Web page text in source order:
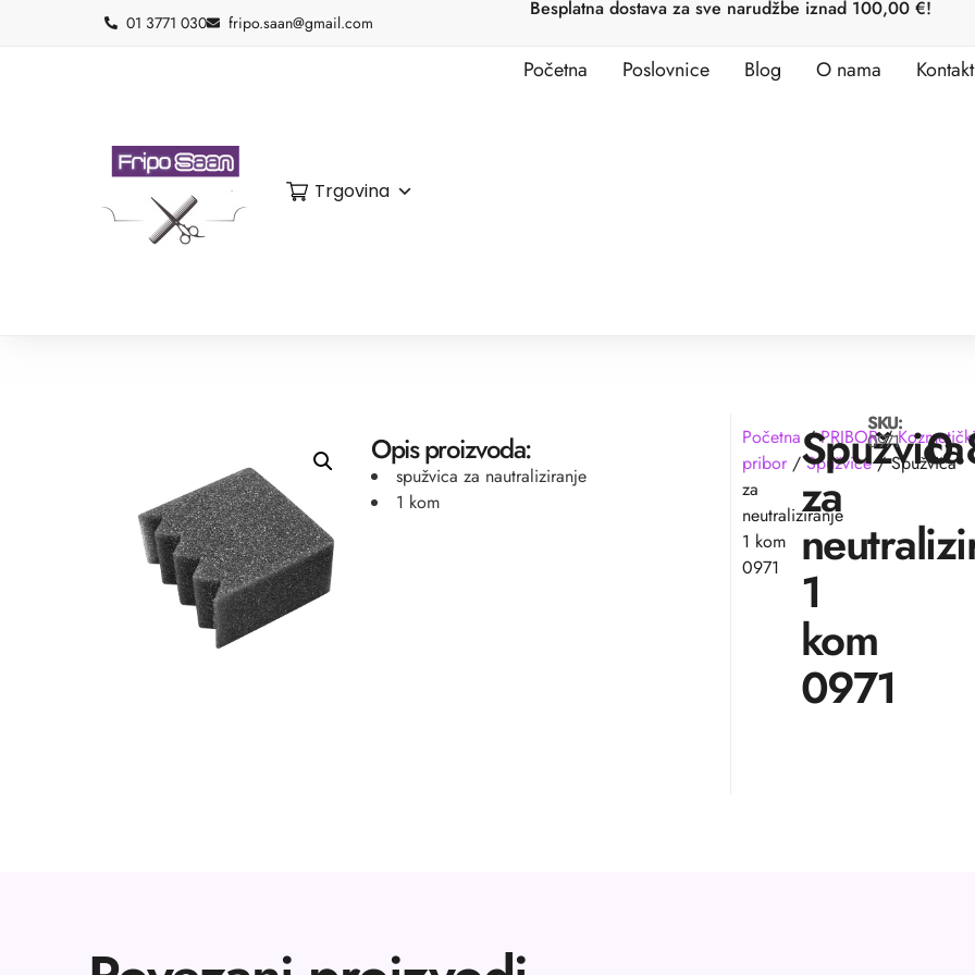
01 3771 030 fripo.saan@gmail.com
Besplatna dostava za sve narudžbe iznad 100,00 €!
Trgovina
Početna Poslovnice Blog O nama Kontakt
Opis proizvoda:
spužvica za nautraliziranje
1 kom
Početna/PRIBOR/Kozmetički
pribor /Spužvice/ Spužvica
za
neutraliziranje
1 kom
0971
Spužvica
za
1
kom
0971
SKU:
0971